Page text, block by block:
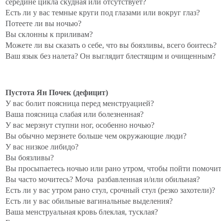
середине цикла скудная или отсутствует?
Есть ли у вас темные круги под глазами или вокруг глаз?
Потеете ли вы ночью?
Вы склонны к приливам?
Можете ли вы сказать о себе, что вы боязливы, всего боитесь?
Ваш язык без налета? Он выглядит блестящим и очищенным?
Пустота Ян Почек (дефицит)
У вас болит поясница перед менструацией?
Ваша поясница слабая или болезненная?
У вас мерзнут ступни ног, особенно ночью?
Вы обычно мерзнете больше чем окружающие люди?
У вас низкое либидо?
Вы боязливы?
Вы просыпаетесь ночью или рано утром, чтобы пойти
Вы часто мочитесь? Моча разбавленная и/или обильная?
Есть ли у вас утром рано стул, срочный стул (резко захотели)?
Есть ли у вас обильные вагинальные выделения?
Ваша менструальная кровь блеклая, тусклая?